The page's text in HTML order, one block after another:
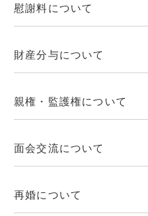
慰謝料について
財産分与について
親権・監護権について
面会交流について
再婚について